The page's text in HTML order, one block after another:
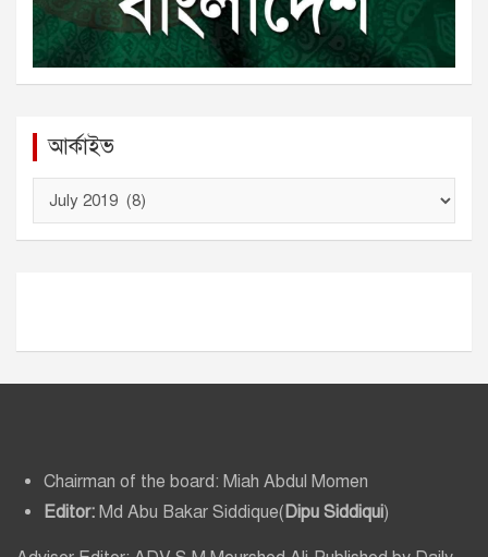
আর্কাইভ
ই
Chairman of the board: Miah Abdul Momen
Editor: Md Abu Bakar Siddique(Dipu Siddiqui)